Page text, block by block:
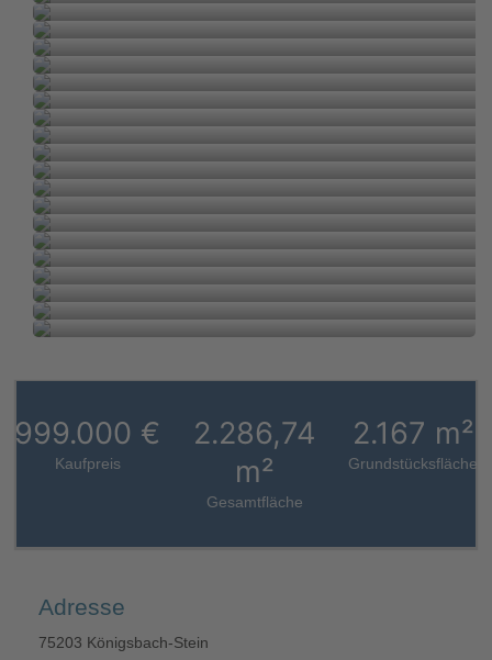
999.000 €
Kaufpreis
2.286,74
m²
Gesamtfläche
2.167 m²
Grundstücksfläche
Adresse
75203 Königsbach-Stein